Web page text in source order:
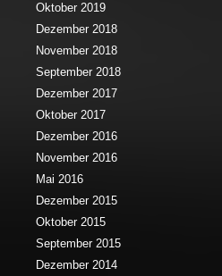
Oktober 2019
Dezember 2018
November 2018
September 2018
Dezember 2017
Oktober 2017
Dezember 2016
November 2016
Mai 2016
Dezember 2015
Oktober 2015
September 2015
Dezember 2014